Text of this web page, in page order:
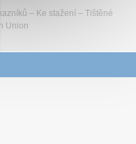
– Ke stažení – Tištěné
Union